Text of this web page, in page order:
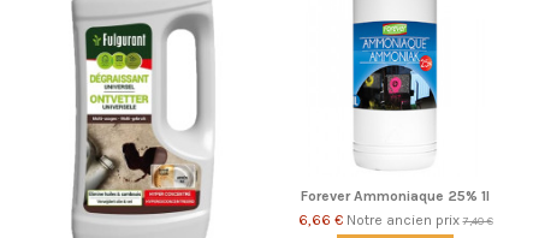
Forever Ammoniaque 25% 1l
6,66 € Notre ancien prix7,40 €